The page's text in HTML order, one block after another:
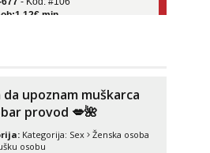
me kada se oslobodi
min
da upoznam muškarca
provod 💋🌺
Kategorija: Sex
Ženska osoba
osobu